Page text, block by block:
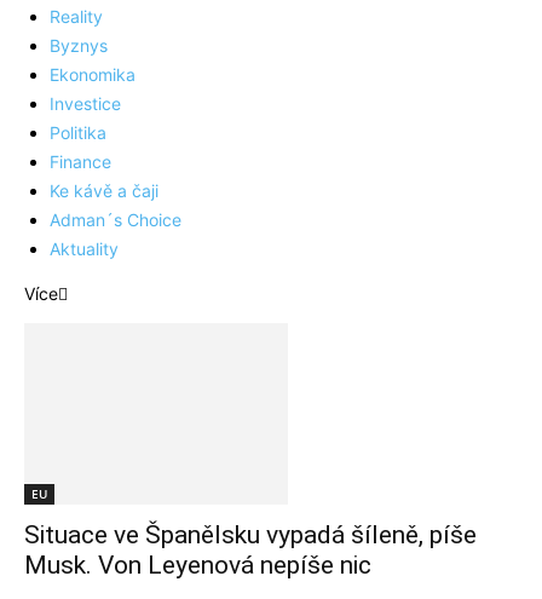
Reality
Byznys
Ekonomika
Investice
Politika
Finance
Ke kávě a čaji
Adman´s Choice
Aktuality
Více
EU
Situace ve Španělsku vypadá šíleně, píše
Musk. Von Leyenová nepíše nic